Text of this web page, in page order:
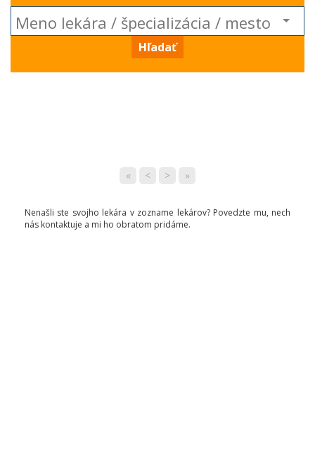
Hľadať
« < > »
Nenašli ste svojho lekára v zozname lekárov? Povedzte mu, nech
nás kontaktuje a mi ho obratom pridáme.